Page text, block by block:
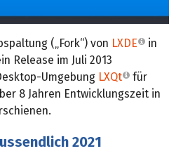
(„Fork“) von LXDE
in
Release im Juli 2013
Umgebung LXQt
für
8 Jahren Entwicklungszeit in
2021